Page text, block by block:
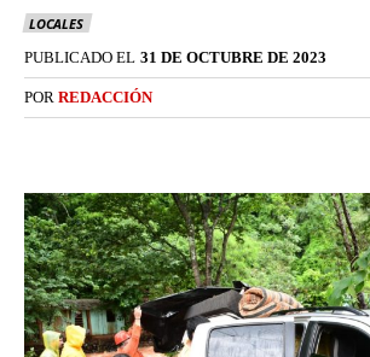
LOCALES
PUBLICADO EL 31 DE OCTUBRE DE 2023
POR REDACCIÓN